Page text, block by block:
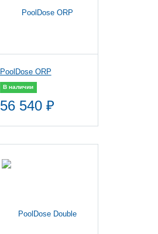
PoolDose ORP
В наличии
56 540 ₽